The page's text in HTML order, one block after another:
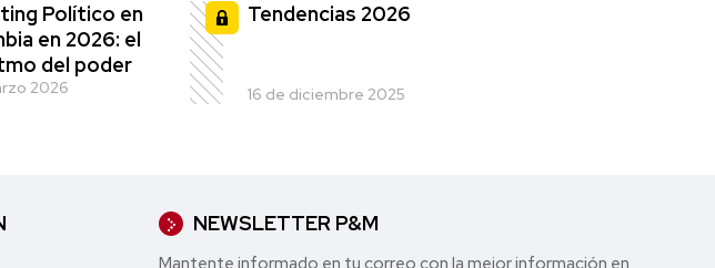
Político en
en 2026: el
del poder
2026
Tendencias 2026
16 de diciembre 2025
NEWSLETTER P&M